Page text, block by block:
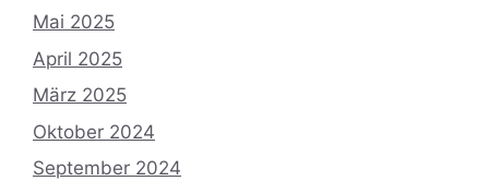
Mai 2025
April 2025
März 2025
Oktober 2024
September 2024